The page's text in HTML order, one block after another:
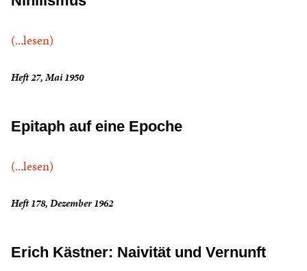
(...lesen)
Heft 27, Mai 1950
Epitaph auf eine Epoche
(...lesen)
Heft 178, Dezember 1962
Erich Kästner: Naivität und Vernunft